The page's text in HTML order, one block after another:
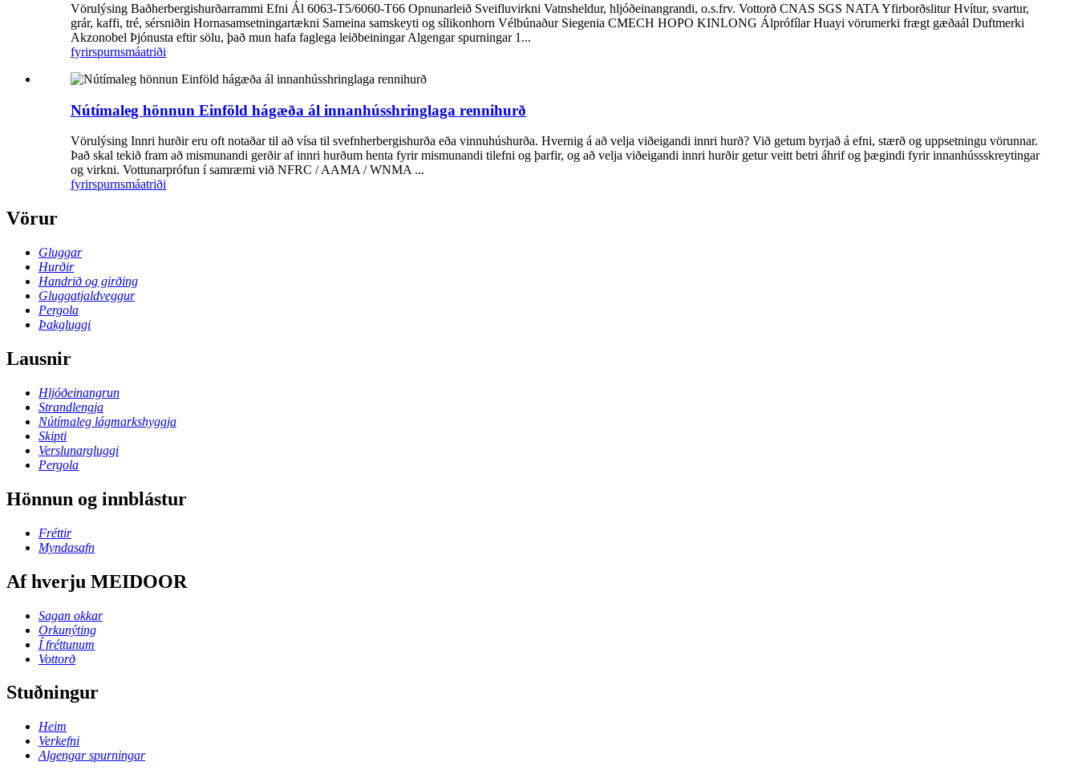
Vörulýsing Baðherbergishurðarrammi Efni Ál 6063-T5/6060-T66 Opnunarleið Sveifluvirkni Vatnsheldur, hljóðeinangrandi, o.s.frv. Vottorð CNAS SGS NATA Yfirborðslitur Hvítur, svartur,
grár, kaffi, tré, sérsniðin Hornasamsetningartækni Sameina samskeyti og sílikonhorn Vélbúnaður Siegenia CMECH HOPO KINLONG Álprófílar Huayi vörumerki frægt gæðaál Duftmerki
Akzonobel Þjónusta eftir sölu, það mun hafa faglega leiðbeiningar Algengar spurningar 1...
fyrirspurnsmáatriði
Nútímaleg hönnun Einföld hágæða ál innanhússhringlaga rennihurð
Vörulýsing Innri hurðir eru oft notaðar til að vísa til svefnherbergishurða eða vinnuhúshurða. Hvernig á að velja viðeigandi innri hurð? Við getum byrjað á efni, stærð og uppsetningu vörunnar.
Það skal tekið fram að mismunandi gerðir af innri hurðum henta fyrir mismunandi tilefni og þarfir, og að velja viðeigandi innri hurðir getur veitt betri áhrif og þægindi fyrir innanhússskreytingar
og virkni. Vottunarprófun í samræmi við NFRC / AAMA / WNMA ...
fyrirspurnsmáatriði
Vörur
Gluggar
Hurðir
Handrið og girðing
Gluggatjaldveggur
Pergola
Þakgluggi
Lausnir
Hljóðeinangrun
Strandlengja
Nútímaleg lágmarkshyggja
Skipti
Verslunargluggi
Pergola
Hönnun og innblástur
Fréttir
Myndasafn
Af hverju MEIDOOR
Sagan okkar
Orkunýting
Í fréttunum
Vottorð
Stuðningur
Heim
Verkefni
Algengar spurningar